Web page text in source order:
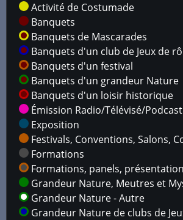
Activité de Costumade
Banquets
Banquets de Mascarades
Banquets d'un club de Jeux de
Banquets d'un festival
Banquets d'un grandeur Nature
Banquets d'un loisir historique
Émission Radio/Télévisé/Podcast
Exposition
Festivals, Conventions, Salons,
Formations
Formations, panels,
Grandeur Nature, Meutres et
Grandeur Nature - Autre
Grandeur Nature de clubs de